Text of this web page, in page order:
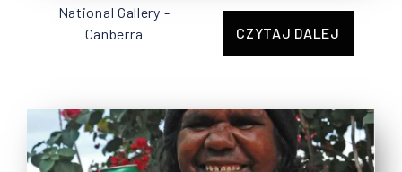
National Gallery -
Canberra
CZYTAJ DALEJ